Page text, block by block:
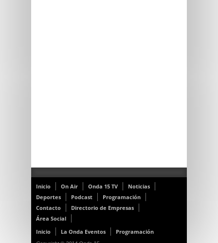
Inicio On Air Onda 15 TV
Noticias
Deportes
Podcast
Programación
Contacto
Directorio de Empresas
Área Social
Inicio
La Onda Eventos Programación